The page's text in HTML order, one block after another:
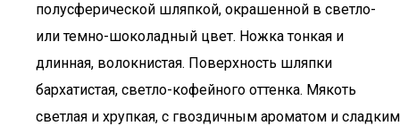
полусферической шляпкой, окрашенной в светло-
или темно-шоколадный цвет. Ножка тонкая и
длинная, волокнистая. Поверхность шляпки
бархатистая, светло-кофейного оттенка. Мякоть
светлая и хрупкая, с гвоздичным ароматом и сладким